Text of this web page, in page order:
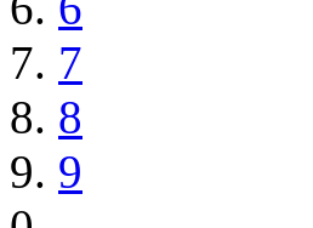
7
8
9